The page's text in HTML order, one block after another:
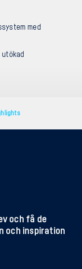
med
utökad
och få de
och inspiration